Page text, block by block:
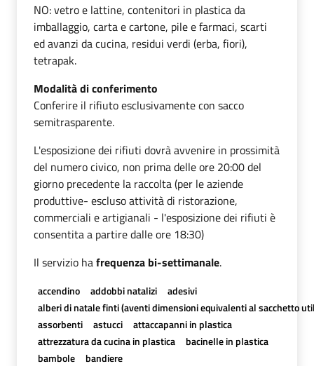
NO: vetro e lattine, contenitori in plastica da
imballaggio, carta e cartone, pile e farmaci, scarti
ed avanzi da cucina, residui verdi (erba, fiori),
tetrapak.
Modalità di conferimento
Conferire il rifiuto esclusivamente con sacco
semitrasparente.
L'esposizione dei rifiuti dovrà avvenire in prossimità
del numero civico, non prima delle ore 20:00 del
giorno precedente la raccolta (per le aziende
produttive- escluso attività di ristorazione,
commerciali e artigianali - l'esposizione dei rifiuti è
consentita a partire dalle ore 18:30)
Il servizio hafrequenza bi-settimanale.
accendino addobbi natalizi
adesivi
alberi di natale finti (aventi dimensioni equivalenti al sacchetto
assorbenti
astucci
attaccapanni in plastica
attrezzatura da cucina in plastica
bacinelle in plastica
bambole
bandiere